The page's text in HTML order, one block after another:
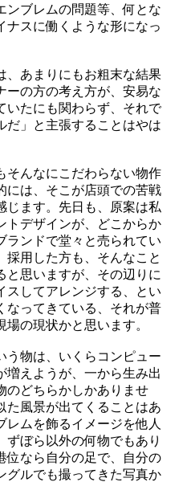
ンブレムの問題等、何とな
ナスに働くような形になっ
、あまりにもお粗末な結果
ーの方の考え方が、安易な
いたにも関わらず、それで
だ」と主張することはやは
そんなにこだわらない物作
には、そこが店頭での苦戦
じます。先日も、原案は私
トデザインが、どこからか
ランドで堂々と売られてい
採用した方も、そんなこと
と思いますが、その辺りに
スしてアレンジする、とい
なってきている、それが普
の現状かと思います。
う物は、いくらコンピュー
増えようが、一から生み出
のどちらかしかありませ
た風景が出てくることはあ
レムを飾るイメージを他人
ぼら以外の何物でもあり
位なら自分の足で、自分の
グルでも撮ってきた写真か